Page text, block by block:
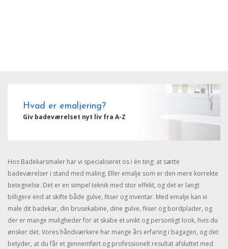
Hvad er emaljering?
Giv badeværelset nyt liv fra A-Z
Hos Badekarsmaler har vi specialiseret os i én ting; at sætte
badeværelser i stand med maling. Eller emalje som er den mere korrekte
betegnelse. Det er en simpel teknik med stor effekt, og det er langt
billigere end at skifte både gulve, fliser og inventar. Med emalje kan vi
male dit badekar, din brusekabine, dine gulve, fliser og bordplader, og
der er mange muligheder for at skabe et unikt og personligt look, hvis du
ønsker det. Vores håndværkere har mange års erfaring i bagagen, og det
betyder, at du får et gennemført og professionelt resultat afsluttet med